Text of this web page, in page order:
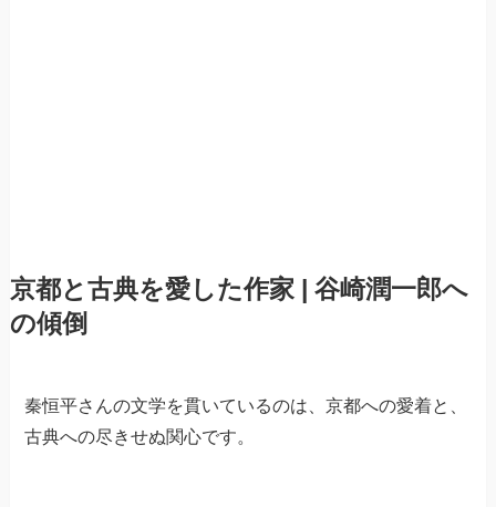
京都と古典を愛した作家 | 谷崎潤一郎へ
の傾倒
秦恒平さんの文学を貫いているのは、京都への愛着と、
古典への尽きせぬ関心です。